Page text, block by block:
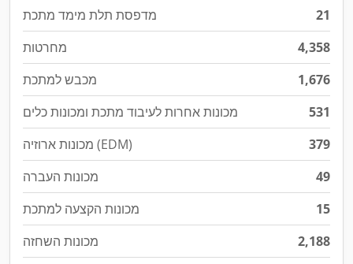
מדפסת תלת מימד מתכת
21
מחרטות
4,358
מכבש למתכת
1,676
מכונות אחרות לעיבוד מתכת ומכונות כלים
531
מכונות ארוזיה (EDM)
379
מכונות העברה
49
מכונות הקצעה למתכת
15
מכונות השחזה
2,188